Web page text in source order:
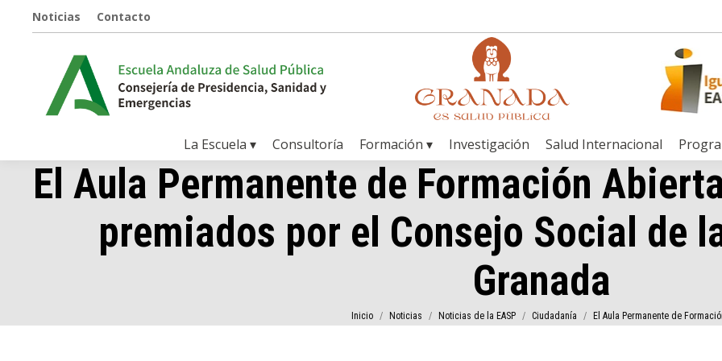
Noticias Contacto
La Escuela ▾ Consultoría Formación ▾ Investigación Salud Internacional
El Aula Permanente de Formación
premiados por el Consejo Social de
Granada
Estás aquí:
Inicio Noticias Noticias de la EASP Ciudadanía El Aula Permanente de